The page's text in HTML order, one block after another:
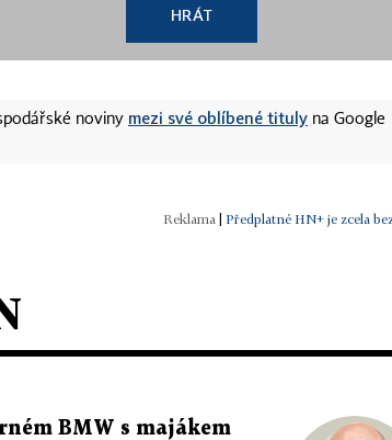
HRÁT
noviny mezi své oblíbené tituly na Google
| Předplatné HN+ je zcela
BMW s majákem